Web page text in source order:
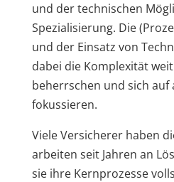
und der technischen
Spezialisierung. Die
und der Einsatz von
dabei die Komplexität
beherrschen und sich auf
fokussieren.
Viele Versicherer haben
arbeiten seit Jahren an
sie ihre Kernprozesse